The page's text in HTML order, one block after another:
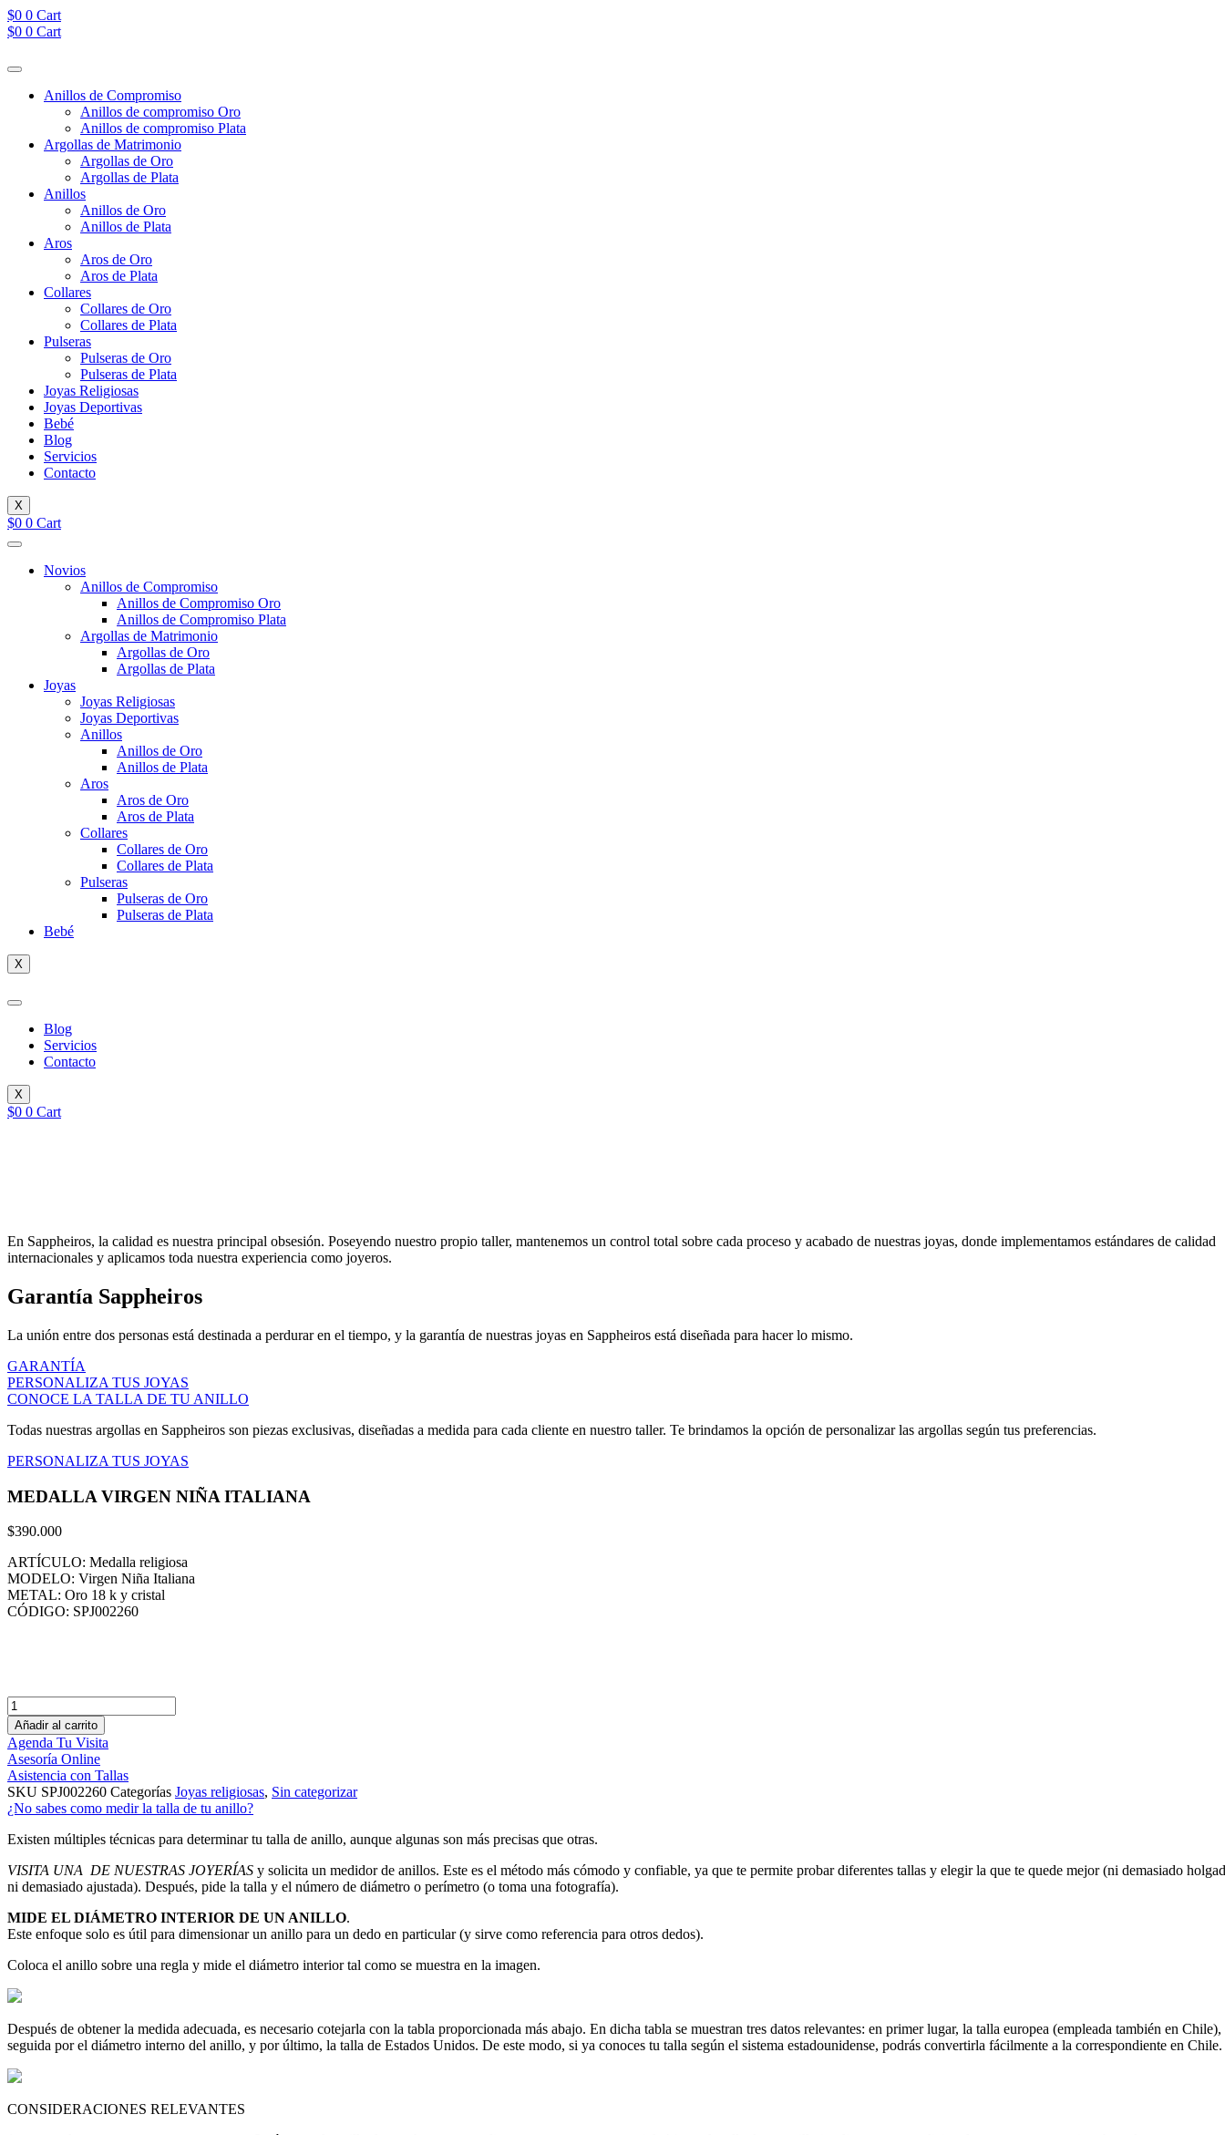
Ir
al
$0 0 Cart
$0 0 Cart
Anillos de Compromiso
Anillos de compromiso Oro
Anillos de compromiso Plata
Argollas de Matrimonio
Argollas de Oro
Argollas de Plata
Anillos
Anillos de Oro
Anillos de Plata
Aros
Aros de Oro
Aros de Plata
Collares
Collares de Oro
Collares de Plata
Pulseras
Pulseras de Oro
Pulseras de Plata
Joyas Religiosas
Joyas Deportivas
Bebé
Blog
Servicios
Contacto
X
$0 0 Cart
Novios
Anillos de Compromiso
Anillos de Compromiso Oro
Anillos de Compromiso Plata
Argollas de Matrimonio
Argollas de Oro
Argollas de Plata
Joyas
Joyas Religiosas
Joyas Deportivas
Anillos
Anillos de Oro
Anillos de Plata
Aros
Aros de Oro
Aros de Plata
Collares
Collares de Oro
Collares de Plata
Pulseras
Pulseras de Oro
Pulseras de Plata
Bebé
X
Blog
Servicios
Contacto
X
$0 0 Cart
En Sappheiros, la calidad es nuestra principal obsesión. Poseyendo nuestro propio taller, mantenemos un control total sobre cada proceso y acabado de nuestras joyas, donde implementamos estándares de calidad
internacionales y aplicamos toda nuestra experiencia como joyeros.
Garantía Sappheiros
La unión entre dos personas está destinada a perdurar en el tiempo, y la garantía de nuestras joyas en Sappheiros está diseñada para hacer lo mismo.
GARANTÍA
PERSONALIZA TUS JOYAS
CONOCE LA TALLA DE TU ANILLO
Todas nuestras argollas en Sappheiros son piezas exclusivas, diseñadas a medida para cada cliente en nuestro taller. Te brindamos la opción de personalizar las argollas según tus preferencias.
PERSONALIZA TUS JOYAS
MEDALLA VIRGEN NIÑA ITALIANA
$390.000
ARTÍCULO: Medalla religiosa
MODELO: Virgen Niña Italiana
METAL: Oro 18 k y cristal
CÓDIGO: SPJ002260
MEDALLA
VIRGEN
NIÑA
ITALIANA
cantidad
Añadir al carrito
Agenda Tu Visita
Asesoría Online
Asistencia con Tallas
SKU SPJ002260 Categorías Joyas religiosas, Sin categorizar
¿No sabes como medir la talla de tu anillo?
Existen múltiples técnicas para determinar tu talla de anillo, aunque algunas son más precisas que otras.
VISITA UNA DE NUESTRAS JOYERÍAS y solicita un medidor de anillos. Este es el método más cómodo y confiable, ya que te permite probar diferentes tallas y elegir la que te quede mejor (ni demasiado
ni demasiado ajustada). Después, pide la talla y el número de diámetro o perímetro (o toma una fotografía).
MIDE EL DIÁMETRO INTERIOR DE UN ANILLO.
Este enfoque solo es útil para dimensionar un anillo para un dedo en particular (y sirve como referencia para otros dedos).
Coloca el anillo sobre una regla y mide el diámetro interior tal como se muestra en la imagen.
Después de obtener la medida adecuada, es necesario cotejarla con la tabla proporcionada más abajo. En dicha tabla se muestran tres datos relevantes: en primer lugar, la talla europea (empleada también en Chile),
seguida por el diámetro interno del anillo, y por último, la talla de Estados Unidos. De este modo, si ya conoces tu talla según el sistema estadounidense, podrás convertirla fácilmente a la correspondiente en Chile.
CONSIDERACIONES RELEVANTES